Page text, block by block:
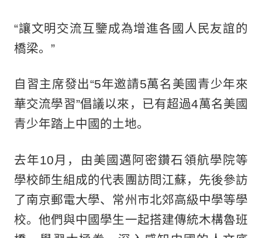
“讓文明交流互鑒成為增進各國人民友誼的
橋梁。”
自習主席發出“5年邀請5萬名美國青少年來
華交流學習”倡議以來，已有超過4萬名美國
青少年踏上中國的土地。
去年10月，由美國邁阿密鑽石領航學院等
學校師生組成的代表團訪問江蘇，先後參訪
了南京郵電大學、常州市北郊高級中學等學
校。他們與中國學生一起搭建傳統木構魯班